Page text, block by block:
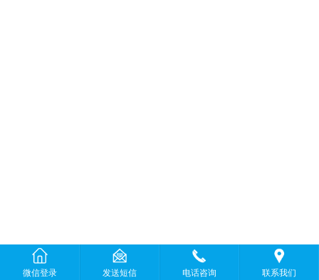
微信登录 发送短信 电话咨询 联系我们